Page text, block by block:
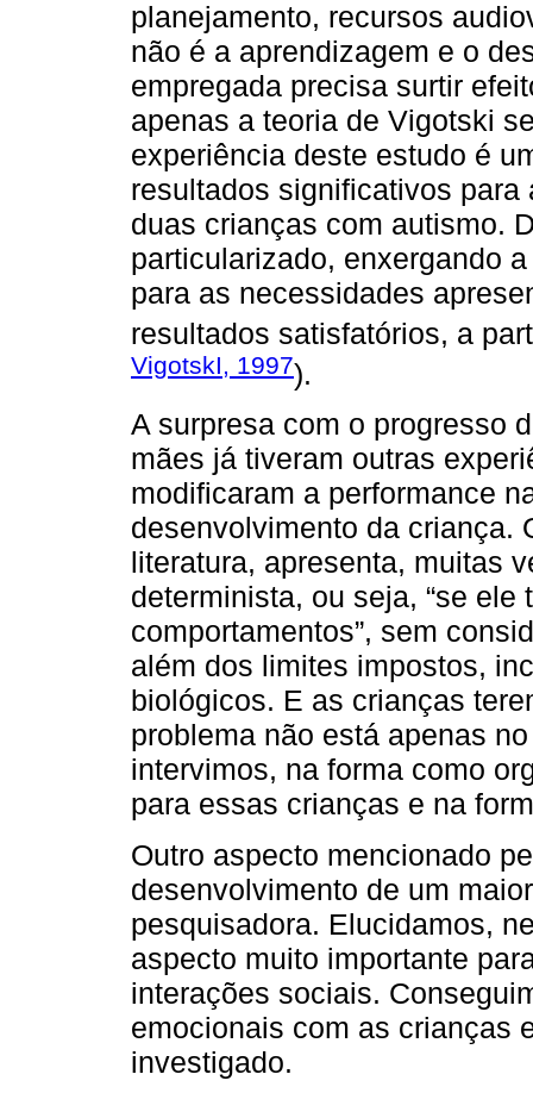
planejamento, recursos
não é a aprendizagem e o
empregada precisa surtir
apenas a teoria de Vigotski
experiência deste estudo é
resultados significativos
duas crianças com autismo.
particularizado, enxergando
para as necessidades
resultados satisfatórios, a
VigotskI, 1997).
A surpresa com o progresso
mães já tiveram outras
modificaram a performance
desenvolvimento da criança.
literatura, apresenta, muitas
determinista, ou seja, “se
comportamentos”, sem
além dos limites impostos,
biológicos. E as crianças
problema não está apenas
intervimos, na forma como
para essas crianças e na
Outro aspecto mencionado
desenvolvimento de um
pesquisadora. Elucidamos,
aspecto muito importante
interações sociais.
emocionais com as crianças
investigado.